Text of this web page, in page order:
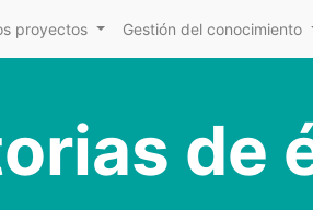
proyectos Gestión del conocimiento
de